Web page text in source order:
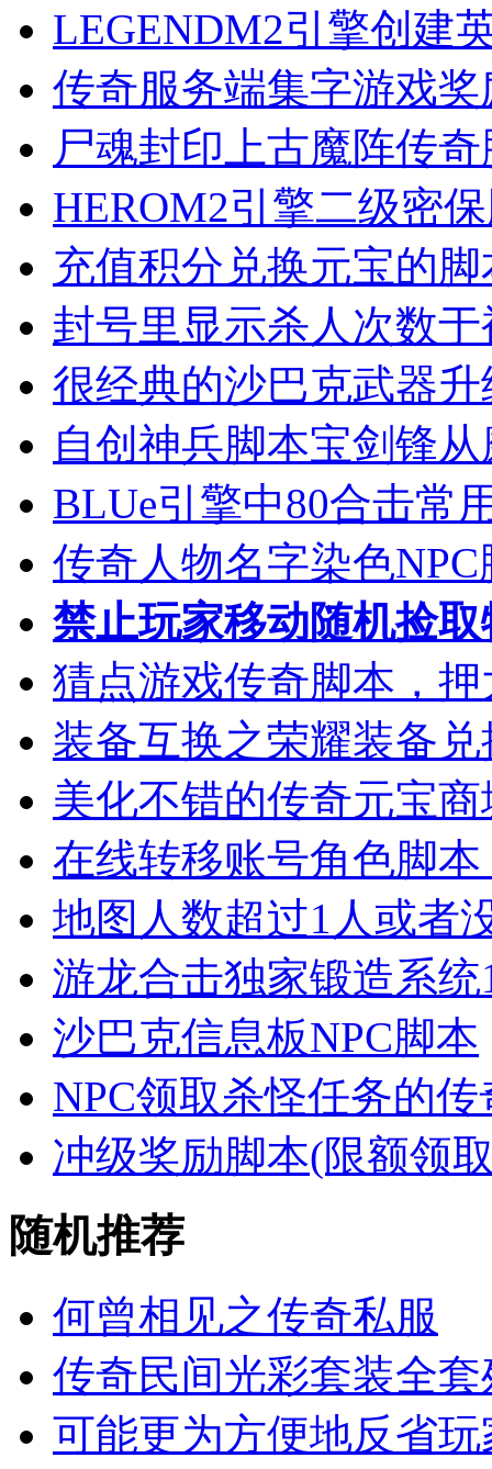
LEGENDM2引擎创建
传奇服务端集字游戏
尸魂封印上古魔阵传
HEROM2引擎二级密
充值积分兑换元宝的
封号里显示杀人次数
很经典的沙巴克武器
自创神兵脚本宝剑锋
BLUe引擎中80合击常
传奇人物名字染色NPC
禁止玩家移动随机捡
猜点游戏传奇脚本，
装备互换之荣耀装备
美化不错的传奇元宝
在线转移账号角色脚
地图人数超过1人或者
游龙合击独家锻造系
沙巴克信息板NPC脚本
NPC领取杀怪任务的
冲级奖励脚本(限额领
随机推荐
何曾相见之传奇私服
传奇民间光彩套装全
可能更为方便地反省